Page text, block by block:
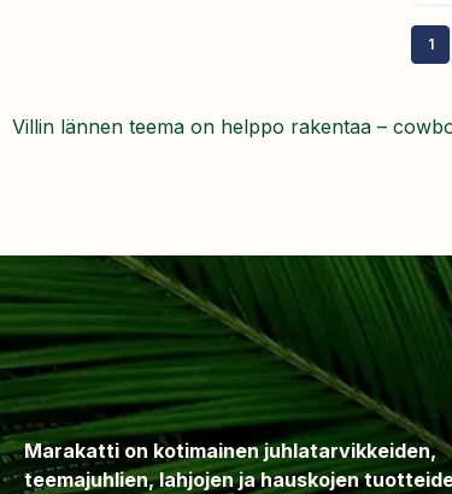
1
Villin lännen teema on helppo rakentaa –
Marakatti on kotimainen juhlatarvikkeiden,
teemajuhlien, lahjojen ja hauskojen